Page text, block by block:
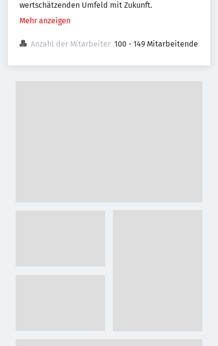
wertschätzenden Umfeld mit Zukunft.
Mehr anzeigen
Anzahl der Mitarbeiter 100 - 149 Mitarbeitende